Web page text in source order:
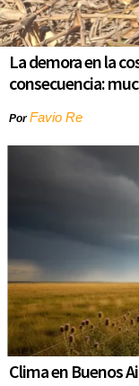
La demora en la
consecuencia:
PorFavio Re
Clima en Buenos